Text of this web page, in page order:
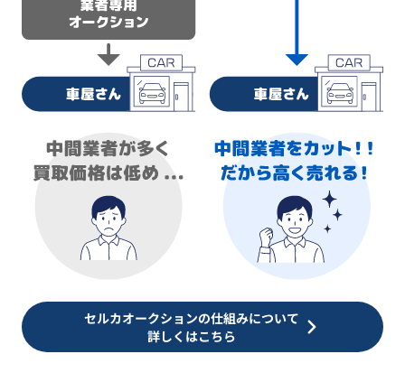
セルカオークションの仕組みについて
詳しくはこちら